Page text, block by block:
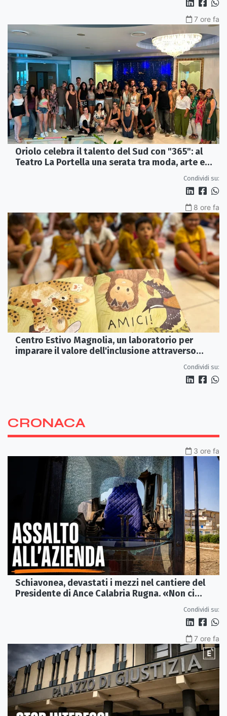
7 ore fa
Oriolo celebra il talento del Sud con "365": al
Teatro La Portella una serata tra moda, arte e
Condividi su:
8 ore fa
Centro Estivo Magnolia, un laboratorio per
imparare il valore dell'inclusione attraverso
Condividi su:
CRONACA
3 ore fa
Schiavonea, devastati i mezzi nel cantiere del
Presidente di Ance Calabria Rugna. «Non ci
Condividi su:
7 ore fa